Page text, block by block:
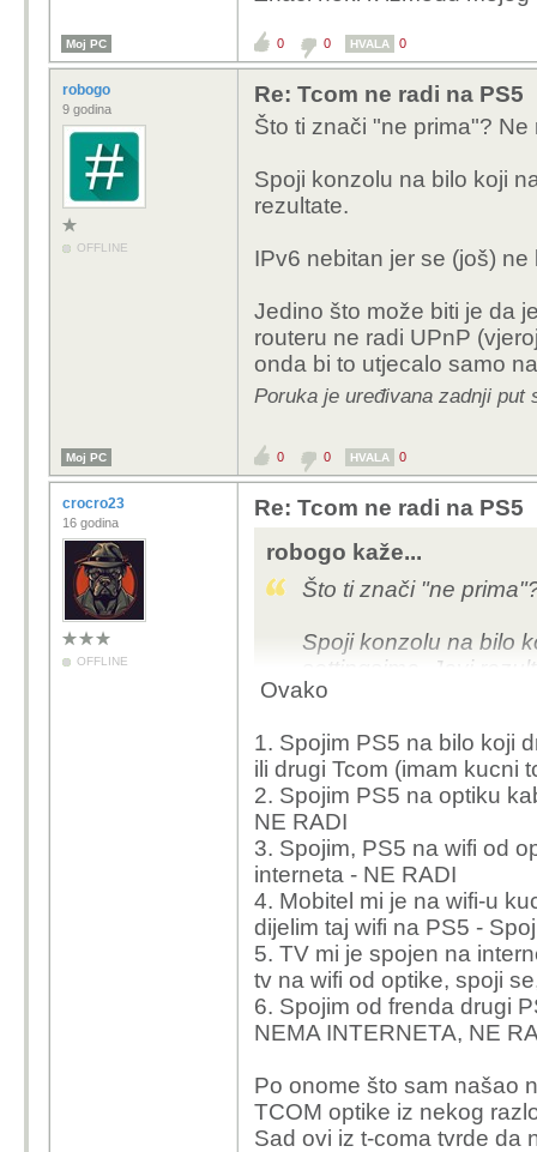
Moj PC 0 0 HVALA 0
robogo
9 godina
OFFLINE
Re: Tcom ne radi na PS5
Što ti znači "ne prima"? Ne
Spoji konzolu na bilo koji
rezultate.
IPv6 nebitan jer se (još) ne
Jedino što može biti je da
routeru ne radi UPnP
onda bi to utjecalo samo
Poruka je uređivana zadnji put
Moj PC 0 0 HVALA 0
crocro23
16 godina
OFFLINE
Re: Tcom ne radi na PS5
robogo kaže...
Što ti znači "ne
Spoji konzolu na bilo
settingsima. Javi
Jedino što može biti
da na routeru ne radi
portove. Ali i onda bi
Ovako
1. Spojim PS5 na bilo koji
ili drugi Tcom (imam kucni
2. Spojim PS5 na optiku
NE RADI
3. Spojim, PS5 na wifi od
interneta - NE RADI
4. Mobitel mi je na wifi-u
dijelim taj wifi na PS5 -
5. TV mi je spojen na
tv na wifi od optike, spoji
6. Spojim od frenda drugi
NEMA INTERNETA, NE
Po onome što sam našao
TCOM optike iz nekog
Sad ovi iz t-coma tvrde da